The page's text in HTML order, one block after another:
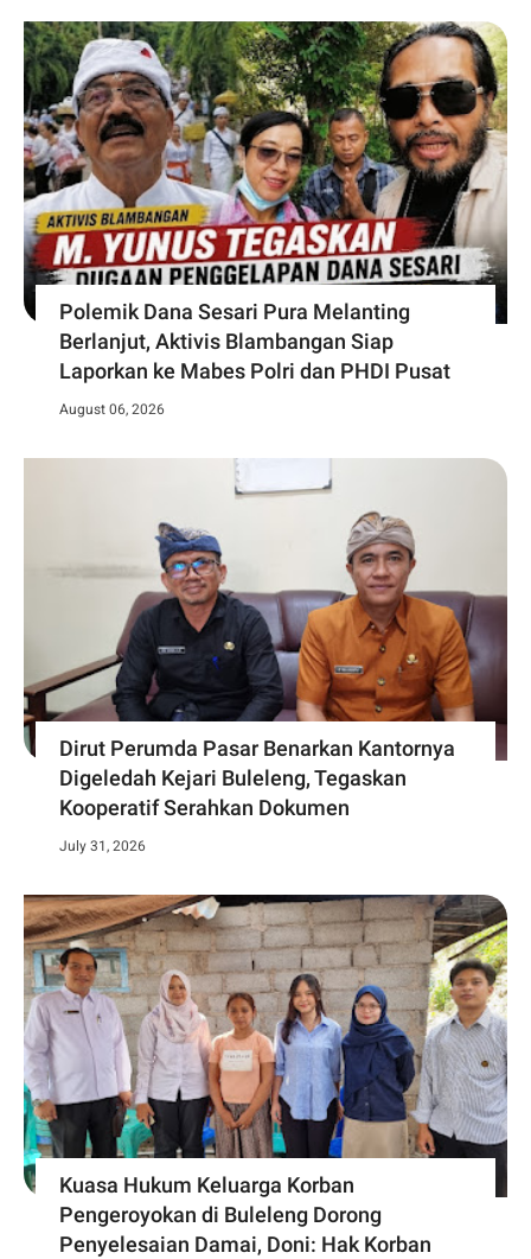
Polemik Dana Sesari Pura Melanting
Berlanjut, Aktivis Blambangan Siap
Laporkan ke Mabes Polri dan PHDI Pusat
August 06, 2026
Dirut Perumda Pasar Benarkan Kantornya
Digeledah Kejari Buleleng, Tegaskan
Kooperatif Serahkan Dokumen
July 31, 2026
Kuasa Hukum Keluarga Korban
Pengeroyokan di Buleleng Dorong
Penyelesaian Damai, Doni: Hak Korban